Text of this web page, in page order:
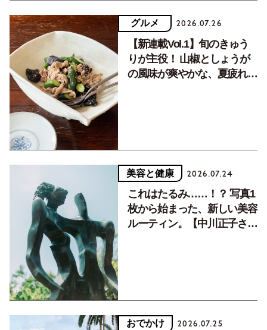
グルメ 2026.07.26
【新連載Vol.1】旬のきゅう
りが主役！ 山椒としょうが
の風味が爽やかな、夏疲れを
美容と健康 2026.07.24
これはたるみ……！？ 写真1
枚から始まった、新しい美容
ルーティン。【中川正子さん
おでかけ 2026.07.25